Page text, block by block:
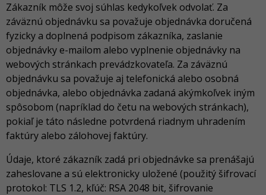
Zákazník môže svoj súhlas kedykoľvek odvolať. Za
záväznú objednávku sa považuje objednávka doručená
fyzicky a doplnená podpisom zákazníka, zaslanie
objednávky e-mailom alebo vyplnenie objednávky na
webových stránkach prevádzkovateľa. Za záväznú
objednávku sa považuje aj telefonická alebo osobná
objednávka, alebo objednávka zadaná akýmkoľvek iným
spôsobom (napríklad do četu na webových stránkach),
pokiaľ je táto následne potvrdená riadnym uhradením
faktúry alebo zálohovej faktúry.
Údaje, ktoré zákazník zadá pri objednávke sa prenášajú
zaheslovane a sú elektronicky uložené (použitý šifrovací
protokol: TLS 1.2, kľúč: RSA 2048 bit, šifrovanie